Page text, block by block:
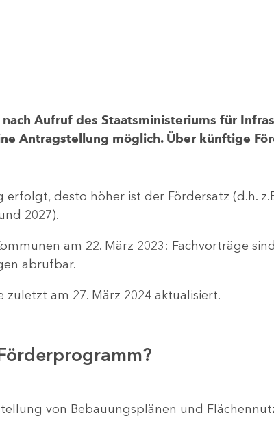
Aufruf des Staatsministeriums für
Antragstellung möglich. Über künftige
desto höher ist der Fördersatz (d.h.
2027).
am 22. März 2023: Fachvorträge
abrufbar.
zuletzt am 27. März 2024 aktualisiert.
von Bebauungsplänen und